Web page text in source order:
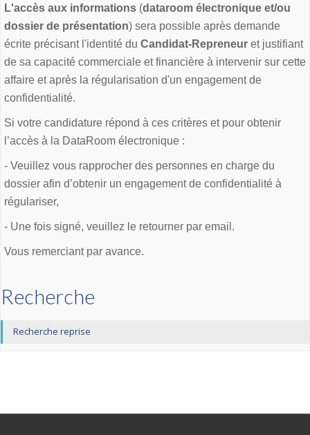
L'accès aux informations (dataroom électronique et/ou
dossier de présentation) sera possible après demande
écrite précisant l'identité du Candidat-Repreneur et justifiant
de sa capacité commerciale et financière à intervenir sur cette
affaire et après la régularisation d'un engagement de
confidentialité.
Si votre candidature répond à ces critères et pour obtenir
l’accès à la DataRoom électronique :
- Veuillez vous rapprocher des personnes en charge du
dossier afin d’obtenir un engagement de confidentialité à
régulariser,
- Une fois signé, veuillez le retourner par email.
Vous remerciant par avance.
Recherche
Recherche reprise